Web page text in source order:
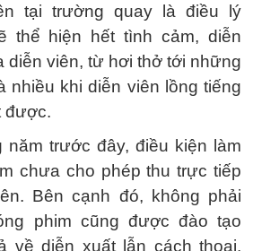
tại trường quay là điều lý
thể hiện hết tình cảm, diễn
diễn viên, từ hơi thở tới những
nhiều khi diễn viên lồng tiếng
được.
năm trước đây, điều kiện làm
chưa cho phép thu trực tiếp
Bên cạnh đó, không phải
phim cũng được đào tạo
về diễn xuất lẫn cách thoại.